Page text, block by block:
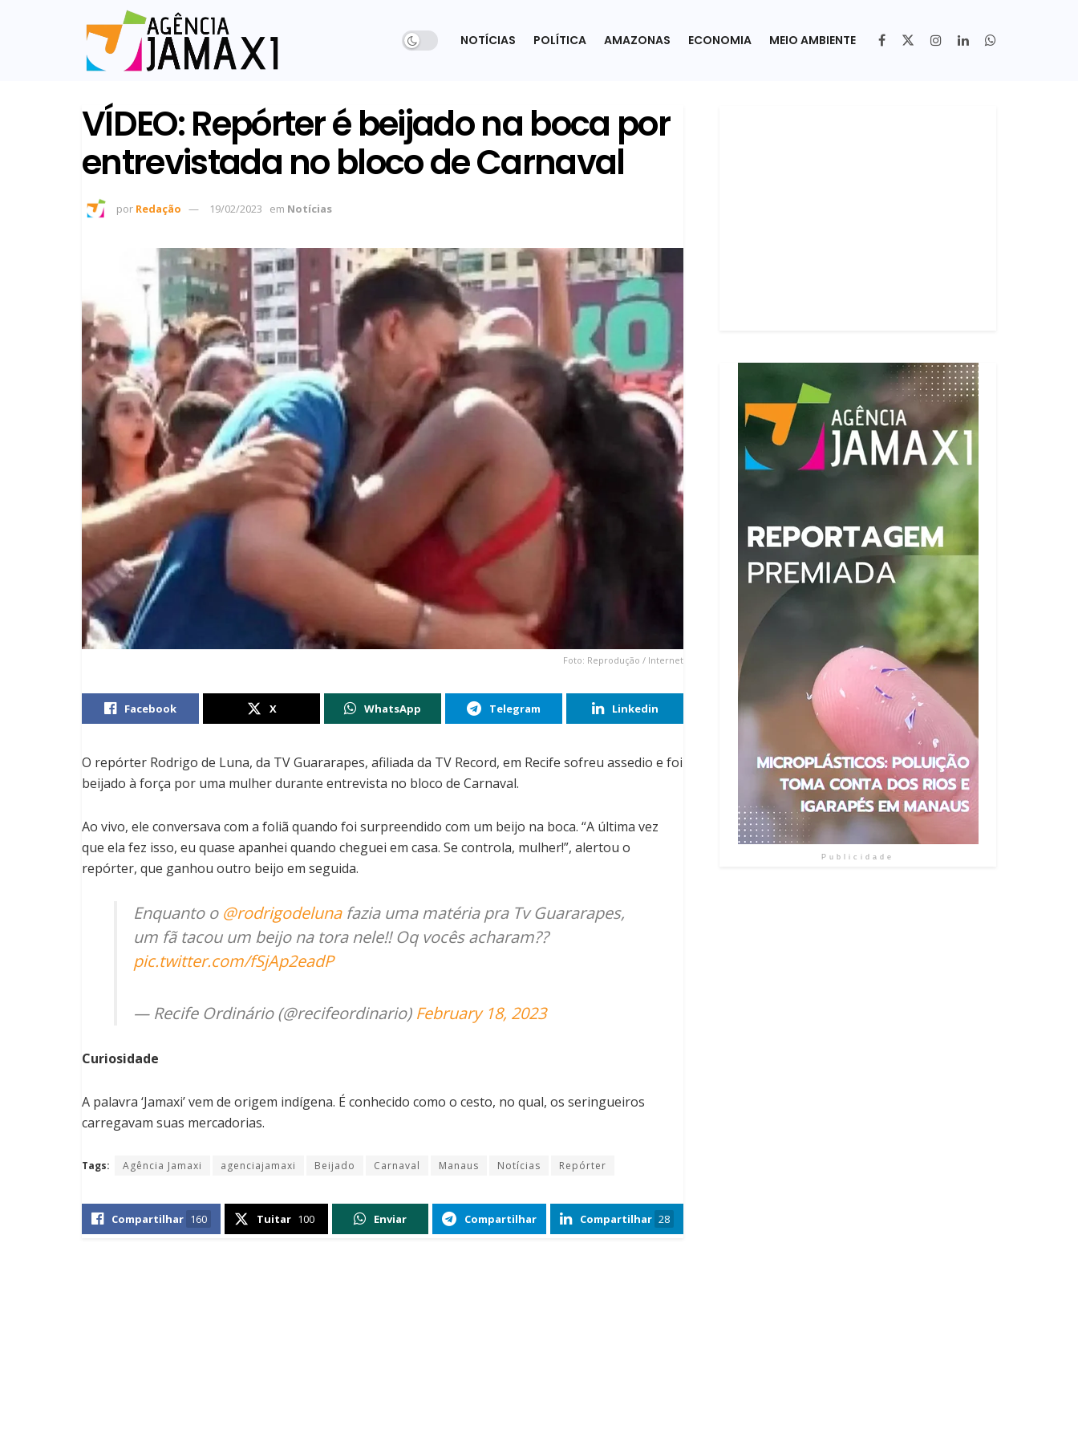
NOTÍCIAS POLÍTICA AMAZONAS ECONOMIA MEIO AMBIENTE
VÍDEO: Repórter é beijado na boca por
entrevistada no bloco de Carnaval
por Redação 19/02/2023 em Notícias
Foto: Reprodução / Internet
Facebook X WhatsApp Telegram Linkedin
O repórter Rodrigo de Luna, da TV Guararapes, afiliada da TV Record, em Recife sofreu assedio e foi
beijado à força por uma mulher durante entrevista no bloco de Carnaval.
Ao vivo, ele conversava com a foliã quando foi surpreendido com um beijo na boca. “A última vez
que ela fez isso, eu quase apanhei quando cheguei em casa. Se controla, mulher!”, alertou o
repórter, que ganhou outro beijo em seguida.
Enquanto o @rodrigodelunafazia uma matéria pra Tv Guararapes,
um fã tacou um beijo na tora nele!! Oq vocês acharam??
pic.twitter.com/fSjAp2eadP
— Recife Ordinário (@recifeordinario) February 18, 2023
Curiosidade
A palavra ‘Jamaxi’ vem de origem indígena. É conhecido como o cesto, no qual, os seringueiros
carregavam suas mercadorias.
Tags: Agência Jamaxi agenciajamaxi Beijado Carnaval Manaus Notícias Repórter
Compartilhar 160 Tuitar 100 Enviar Compartilhar Compartilhar 28
Publicidade